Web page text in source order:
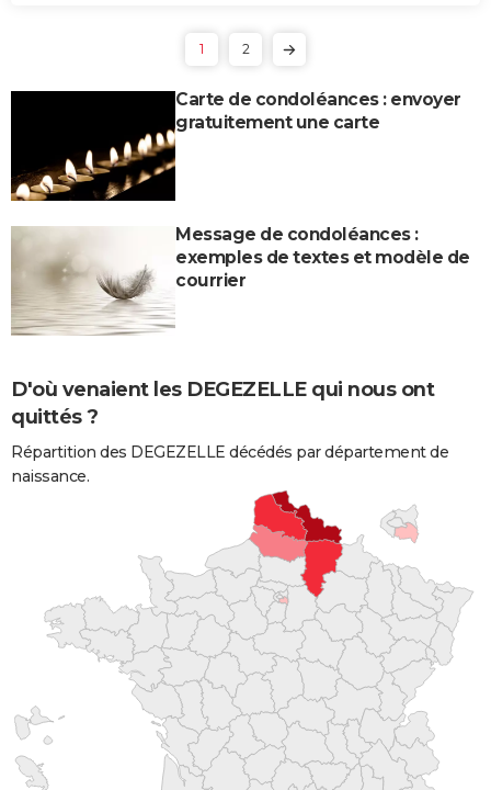
1 2
Carte de condoléances : envoyer
gratuitement une carte
Message de condoléances :
exemples de textes et modèle de
courrier
D'où venaient les DEGEZELLE qui nous ont
quittés ?
Répartition des DEGEZELLE décédés par département de
naissance.